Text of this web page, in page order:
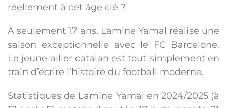
réellement à cet âge clé ?
À seulement 17 ans, Lamine Yamal réalise une
saison exceptionnelle avec le FC Barcelone.
Le jeune ailier catalan est tout simplement en
train d’écrire l’histoire du football moderne.
Statistiques de Lamine Yamal en 2024/2025 (à